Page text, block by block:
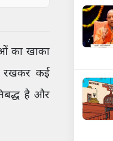
का खाका
रखकर कई
है और